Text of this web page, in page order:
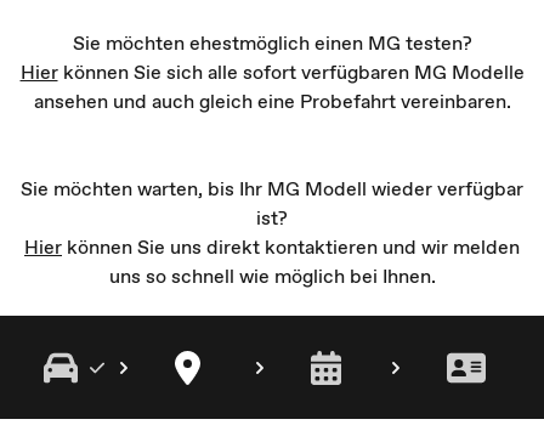
Sie möchten ehestmöglich einen MG testen?
Hier können Sie sich alle sofort verfügbaren MG Modelle
ansehen und auch gleich eine Probefahrt vereinbaren.
Sie möchten warten, bis Ihr MG Modell wieder verfügbar
ist?
Hier können Sie uns direkt kontaktieren und wir melden
uns so schnell wie möglich bei Ihnen.